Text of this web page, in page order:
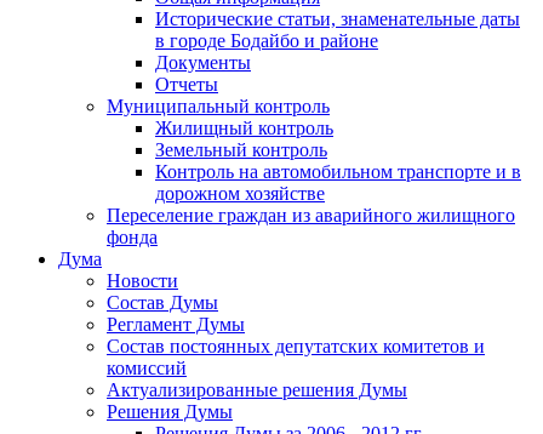
Исторические статьи, знаменательные даты
в городе Бодайбо и районе
Документы
Отчеты
Муниципальный контроль
Жилищный контроль
Земельный контроль
Контроль на автомобильном транспорте и в
дорожном хозяйстве
Переселение граждан из аварийного жилищного
фонда
Дума
Новости
Состав Думы
Регламент Думы
Состав постоянных депутатских комитетов и
комиссий
Актуализированные решения Думы
Решения Думы